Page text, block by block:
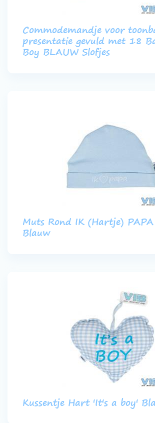
Commodemandje voor
presentatie gevuld met 18
Boy BLAUW Slofjes
Muts Rond IK (Hartje) PAPA
Blauw
Kussentje Hart 'It's a boy'